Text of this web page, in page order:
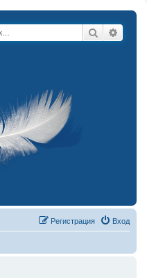
Поиск
Вход
Регистрация